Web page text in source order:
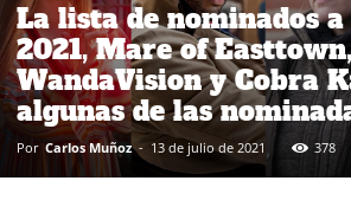
La lista de nominados
2021, Mare of Easttown,
WandaVision y Cobra
algunas de las
Por Carlos Muñoz - 13 de julio de 2021 378